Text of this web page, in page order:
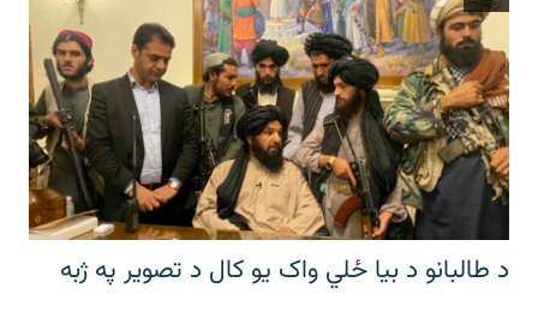
د طالبانو د بیا ځلي واک یو کال د تصویر په ژبه